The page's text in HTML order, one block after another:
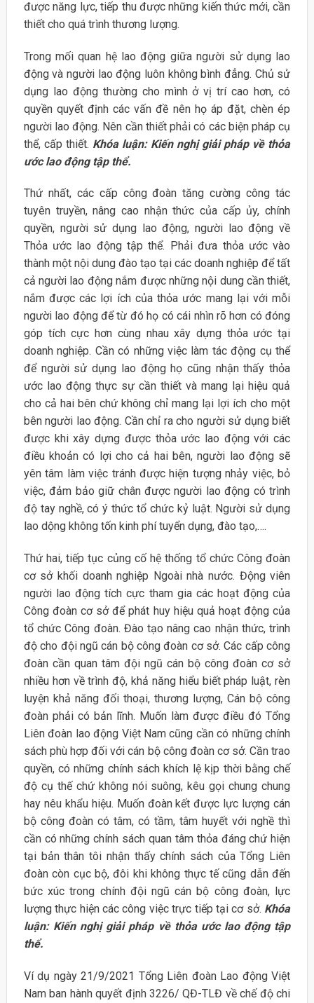
được năng lực, tiếp thu được những kiến thức mới, cần
thiết cho quá trình thương lượng.
Trong mối quan hệ lao động giữa người sử dụng lao
động và người lao động luôn không bình đẳng. Chủ sử
dụng lao động thường cho mình ở vị trí cao hơn, có
quyền quyết định các vấn đề nên họ áp đặt, chèn ép
người lao động. Nên cần thiết phải có các biện pháp cụ
thể, cấp thiết. Khóa luận: Kiến nghị giải pháp về thỏa
ước lao động tập thể.
Thứ nhất, các cấp công đoàn tăng cường công tác
tuyên truyền, nâng cao nhận thức của cấp ủy, chính
quyền, người sử dụng lao động, người lao động về
Thỏa ước lao động tập thể. Phải đưa thỏa ước vào
thành một nội dung đào tạo tại các doanh nghiệp để tất
cả người lao động nắm được những nội dung cần thiết,
nắm được các lợi ích của thỏa ước mang lại với mỗi
người lao động để từ đó họ có cái nhìn rõ hơn có đóng
góp tích cực hơn cùng nhau xây dựng thỏa ước tại
doanh nghiệp. Cần có những việc làm tác động cụ thể
để người sử dụng lao động họ cũng nhận thấy thỏa
ước lao động thực sự cần thiết và mang lại hiệu quả
cho cả hai bên chứ không chỉ mang lại lợi ích cho một
bên người lao động. Cần chỉ ra cho người sử dụng biết
được khi xây dựng được thỏa ước lao động với các
điều khoản có lợi cho cả hai bên, người lao động sẽ
yên tâm làm việc tránh được hiện tượng nhảy việc, bỏ
việc, đảm bảo giữ chân được người lao động có trình
độ tay nghề, có ý thức tổ chức kỷ luật. Người sử dụng
lao dộng không tốn kinh phí tuyển dụng, đào tạo,….
Thứ hai, tiếp tục củng cố hệ thống tổ chức Công đoàn
cơ sở khối doanh nghiệp Ngoài nhà nước. Động viên
người lao động tích cực tham gia các hoạt động của
Công đoàn cơ sở để phát huy hiệu quả hoạt động của
tổ chức Công đoàn. Đào tạo nâng cao nhận thức, trình
độ cho đội ngũ cán bộ công đoàn cơ sở. Các cấp công
đoàn cần quan tâm đội ngũ cán bộ công đoàn cơ sở
nhiều hơn về trình độ, khả năng hiểu biết pháp luật, rèn
luyện khả năng đối thoại, thương lượng, Cán bộ công
đoàn phải có bản lĩnh. Muốn làm được điều đó Tổng
Liên đoàn lao động Việt Nam cũng cần có những chính
sách phù hợp đối với cán bộ công đoàn cơ sở. Cần trao
quyền, có những chính sách khích lệ kịp thời bằng chế
độ cụ thế chứ không nói suông, kêu gọi chung chung
hay nêu khẩu hiệu. Muốn đoàn kết được lực lượng cán
bộ công đoàn có tâm, có tầm, tâm huyết với nghề thì
cần có những chính sách quan tâm thỏa đáng chứ hiện
tại bản thân tôi nhận thấy chính sách của Tổng Liên
đoàn còn cục bộ, đôi khi không thực tế cũng dẫn đến
bức xúc trong chính đội ngũ cán bộ công đoàn, lực
lượng thực hiện các công việc trực tiếp tại cơ sở. Khóa
luận: Kiến nghị giải pháp về thỏa ước lao động tập
thể.
Ví dụ ngày 21/9/2021 Tổng Liên đoàn Lao động Việt
Nam ban hành quyết định 3226/ QĐ-TLĐ về chế độ chi